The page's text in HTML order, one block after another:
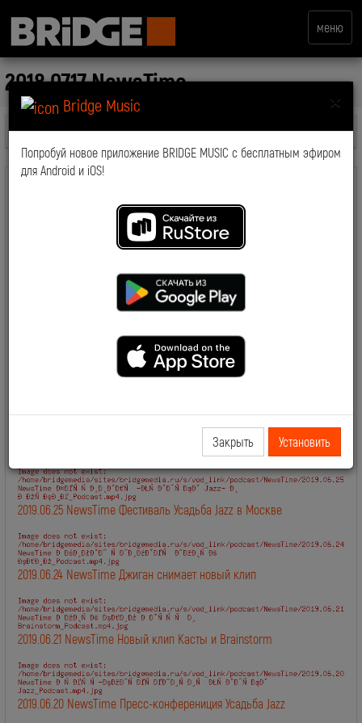
меню
×
Bridge Music
Попробуй новое приложение BRIDGE MUSIC с бесплатным эфиром
для Android и iOS!
Закрыть Установить
2018.07.17 NewsTime
Все передачи
2019.06.28 NewsTime День Рождения Сосо Павлиашвили
2019.06.27 NewsTime Новый клип Филиппа Киркорова
2019.06.25 NewsTime Фестиваль Усадьба Jazz в Москве
2019.06.24 NewsTime Джиган снимает новый клип
2019.06.21 NewsTime Новый клип Касты и Brainstorm
2019.06.20 NewsTime Пресс-конферениция Усадьба Jazz